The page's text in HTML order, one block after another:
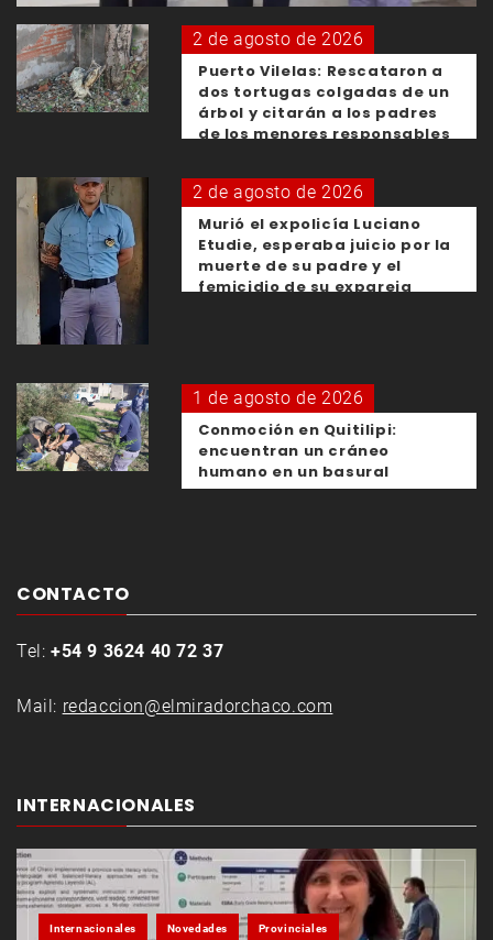
2 de agosto de 2026
Puerto Vilelas: Rescataron a
dos tortugas colgadas de un
árbol y citarán a los padres
de los menores responsables
2 de agosto de 2026
Murió el expolicía Luciano
Etudie, esperaba juicio por la
muerte de su padre y el
femicidio de su expareja
1 de agosto de 2026
Conmoción en Quitilipi:
encuentran un cráneo
humano en un basural
CONTACTO
Tel: +54 9 3624 40 72 37
Mail: redaccion@elmiradorchaco.com
INTERNACIONALES
Internacionales Novedades Provinciales